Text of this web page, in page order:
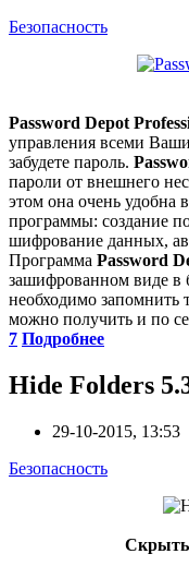
Безопасность
Password Depot
управления всеми
забудете пароль.
пароли от внешнего
этом она очень удобна
программы: создание
шифрование данных,
Программа Password
зашифрованном виде в
необходимо запомнить
можно получить и по
7 Подробнее
Hide Folders
29-10-2015, 13:53
Безопасность
Скрыть